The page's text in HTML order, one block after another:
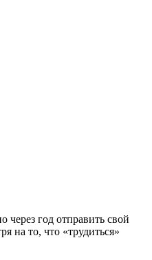
через год отправить свой
на то, что «трудиться»